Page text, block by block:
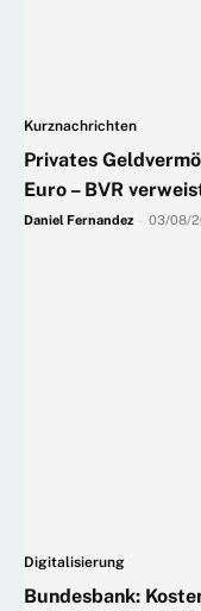
Kurznachrichten
Privates
Euro – BVR
Daniel Fernandez 03/08/
Digitalisierung
Bundesbank: